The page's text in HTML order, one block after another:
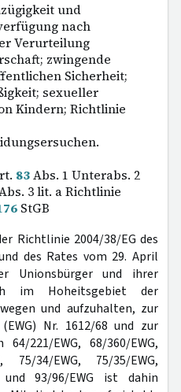
und
nach
Verurteilung
zwingende
Sicherheit;
sexueller
Kindern; Richtlinie
83Abs. 1 Unterabs. 2
3 lit. a Richtlinie
StGB
Richtlinie 2004/38/EG des
des Rates vom 29. April
Unionsbürger und ihrer
im Hoheitsgebiet der
und aufzuhalten, zur
Nr. 1612/68 und zur
221/EWG, 68/360/EWG,
75/34/EWG, 75/35/EWG,
und 93/96/EWG ist dahin